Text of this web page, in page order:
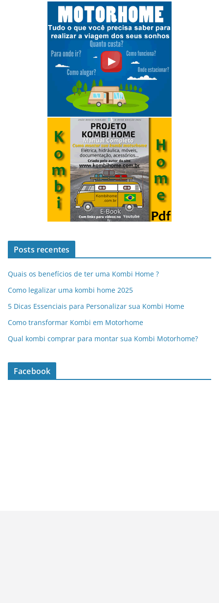
Posts recentes
Quais os benefícios de ter uma Kombi Home ?
Como legalizar uma kombi home 2025
5 Dicas Essenciais para Personalizar sua Kombi Home
Como transformar Kombi em Motorhome
Qual kombi comprar para montar sua Kombi Motorhome?
Facebook